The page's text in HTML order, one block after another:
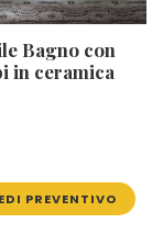
Bagno con
in ceramica
PREVENTIVO